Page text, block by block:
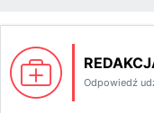
Odpowiedź